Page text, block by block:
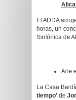
El ADDA
horas, un
Sinfónica de
Arte
La Casa
tiempo’ de